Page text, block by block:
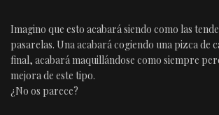
Imagino que esto acabará siendo como las
pasarelas. Una acabará cogiendo una pizca de
final, acabará maquillándose como siempre
mejora de este tipo.
¿No os parece?